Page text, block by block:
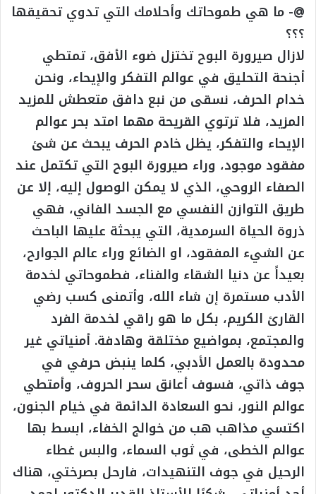
@- ما هي طموحاتك وأحلامك التي تدوي تحقيقها
؟؟؟
لازال صيرورة البوح تختزل ضوء الأفق، تمتطي
أجنحة التحليق في عوالم التفكر والإيحاء، ونحن
خدام الحرف، نسقى من نبع دافق متعطش للمزيد
المزيد، فلا ترتوي القريحة مهما امتد بحر عوالم
الإيحاء والتفكر، يظل خادم الحرف يبحث عن شئ
مفقود موجود، وراء صيرورة البوح التي تكتمل عند
الصفاء الروحي، الذي لا يمكن الوصول إليه، إلا عن
طريق التوازن النفسي مع الجسد الفاني، فهي
ذروة الحياة السرمدية، التي يبحثة عليها الباحث
عن الشيء المفقود، او الضائع وراء عالم الجوارح،
بعيداً عن دنيا الشقاء والفناء، فطموحاتي لخدمة
الأدب مستمرة إن شاء الله، وأتمنى كسب رضي
القارئ الكريم، بكل ما هو راقي لخدمة الفرد
والمجتمع، بمواضيع مختلقة وهادفة. أمنياتي غير
محدودة بالعمل الأدبي، كلما ينبض حرفي في
جوف ذاتي، فسوف أعانق سحر الحروف، وأمتطي
عوالم النور، نحو السعادة الدائمة في خيام الجنون،
اكتسي مذاهب هب من خوالج الخفاء، ابسط بها
عوالم الخطى، في ثوب السماء، والبس غطاء
الرحيل في جوف التنهيدات، فارحل بصرختي، هناك